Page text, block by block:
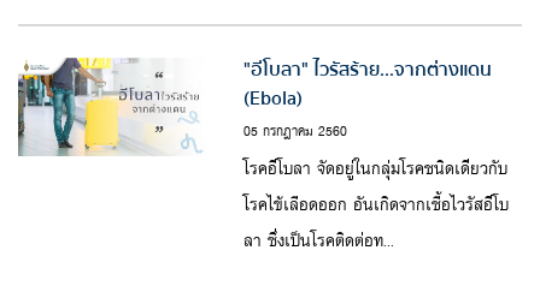
"อีโบลา" ไวรัสร้าย...จากต่างแดน
(Ebola)
05 กรกฎาคม 2560
โรคอีโบลา จัดอยู่ในกลุ่มโรคชนิดเดียวกับ
โรคไข้เลือดออก อันเกิดจากเชื้อไวรัสอีโบ
ลา ซึ่งเป็นโรคติดต่อท...